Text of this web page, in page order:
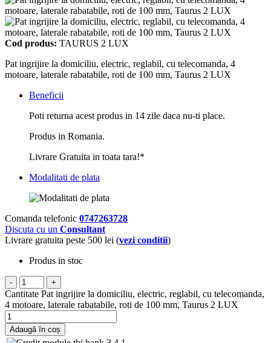
Cod produs: TAURUS 2 LUX
Pat ingrijire la domiciliu, electric, reglabil, cu telecomanda, 4
motoare, laterale rabatabile, roti de 100 mm, Taurus 2 LUX
Beneficii
Poti returna acest produs in 14 zile daca nu-ti place.
Produs in Romania.
Livrare Gratuita in toata tara!*
Modalitati de plata
Comanda telefonic 0747263728
Discuta cu un Consultant
Livrare gratuita peste 500 lei (vezi conditii)
Produs in stoc
- +
Cantitate Pat ingrijire la domiciliu, electric, reglabil, cu telecomanda,
4 motoare, laterale rabatabile, roti de 100 mm, Taurus 2 LUX
Adaugă în coș